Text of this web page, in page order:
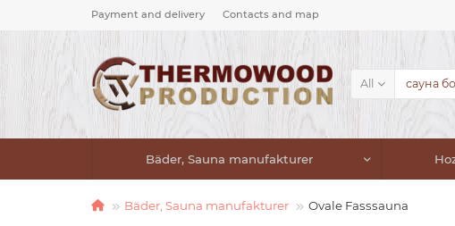
Payment and delivery Contacts and map
All
Bäder, Sauna manufakturer
Bäder, Sauna manufakturer Ovale Fasssauna